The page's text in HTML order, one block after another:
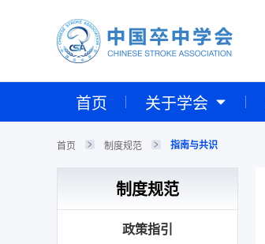
首页 关于学会
首页 制度规范 指南与共识
制度规范
政策指引